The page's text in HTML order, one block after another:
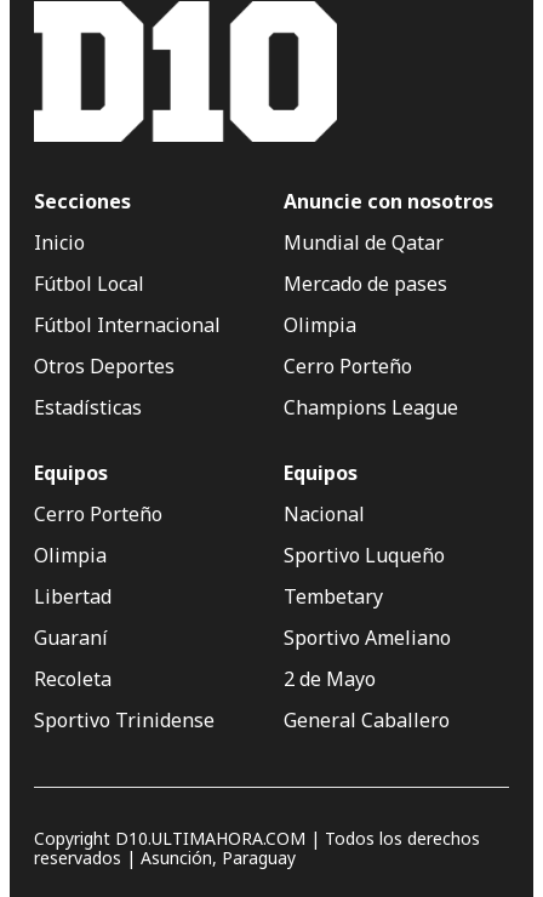
Secciones
Inicio
Fútbol Local
Fútbol Internacional
Otros Deportes
Estadísticas
Anuncie con nosotros
Mundial de Qatar
Mercado de pases
Olimpia
Cerro Porteño
Champions League
Equipos
Cerro Porteño
Olimpia
Libertad
Guaraní
Recoleta
Sportivo Trinidense
Equipos
Nacional
Sportivo Luqueño
Tembetary
Sportivo Ameliano
2 de Mayo
General Caballero
Copyright D10.ULTIMAHORA.COM | Todos los derechos
reservados | Asunción, Paraguay